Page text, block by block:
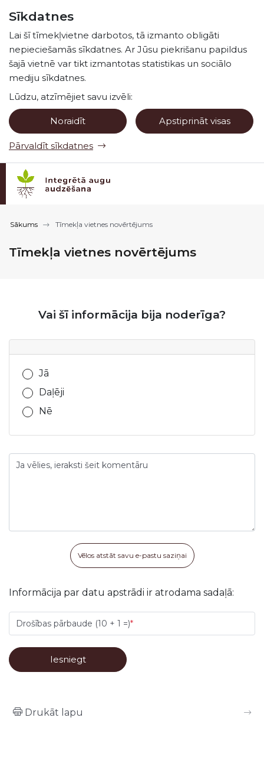
Sīkdatnes
Lai šī tīmekļvietne darbotos, tā izmanto obligāti
nepieciešamās sīkdatnes. Ar Jūsu piekrišanu papildus
šajā vietnē var tikt izmantotas statistikas un sociālo
mediju sīkdatnes.
Lūdzu, atzīmējiet savu izvēli:
Noraidīt Apstiprināt visas
Pārvaldīt sīkdatnes
Sākums Tīmekļa vietnes novērtējums
Tīmekļa vietnes novērtējums
Vai šī informācija bija noderīga?
Vai šī informācija bija noderīga?
Jā
Daļēji
Nē
Ja vēlies, ieraksti šeit komentāru
Vēlos atstāt savu e-pastu saziņai
Informācija par datu apstrādi ir atrodama sadaļā:
Drošības pārbaude (10 + 1 =)
Drukāt lapu